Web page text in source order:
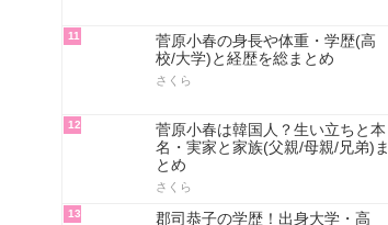
11
菅原小春の身長や体重・学歴(高
校/大学)と経歴を総まとめ
さくら
12
菅原小春は韓国人？生い立ちと本
名・実家と家族(父親/母親/兄弟)ま
とめ
さくら
13
郡司恭子の学歴！出身大学・高